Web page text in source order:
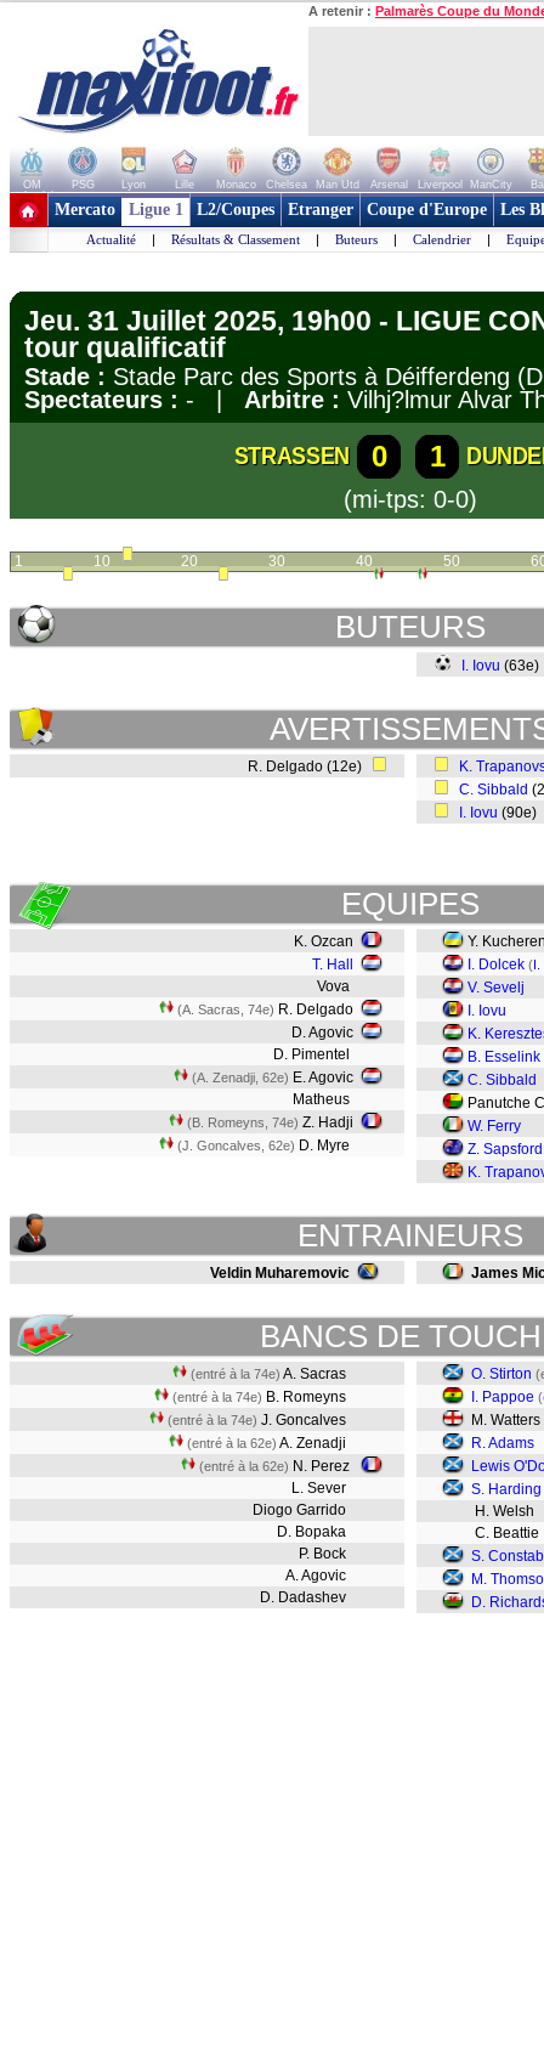
A retenir : Palmarès Coupe du
OM PSG Lyon Lille Monaco Chelsea Man Utd Arsenal Liverpool ManCity
+ de clubs
Mercato Ligue 1 L2/Coupes Etranger Coupe d'Europe Les
Actualité | Résultats & Classement | Buteurs | Calendrier |
Jeu. 31 Juillet 2025, 19h00 - LIGUE
tour qualificatif
Stade : Stade Parc des Sports à Déifferdeng
Spectateurs : - | Arbitre : Vilhj?lmur Alvar
STRASSEN 0 1
(mi-tps: 0-0)
1 10 20 30 40 50
BUTEURS
I. Iovu
R. Delgado (12e)
K.
C. Sibbald
I. Iovu (90e)
EQUIPES
K. Ozcan
T. Hall
Vova
(A. Sacras, 74e) R. Delgado
D. Agovic
D. Pimentel
(A. Zenadji, 62e) E. Agovic
Matheus
(B. Romeyns, 74e) Z. Hadji
(J. Goncalves, 62e) D. Myre
Y.
I. Dolcek (I.
V. Sevelj
I. Iovu
K.
B. Esselink
C. Sibbald
Panutche
W. Ferry
Z. Sapsford
K.
ENTRAINEURS
Veldin Muharemovic James
BANCS DE
(entré à la 74e) A. Sacras
(entré à la 74e) B. Romeyns
(entré à la 74e) J. Goncalves
(entré à la 62e) A. Zenadji
(entré à la 62e) N. Perez
L. Sever
Diogo Garrido
D. Bopaka
P. Bock
A. Agovic
D. Dadashev
O. Stirton
I. Pappoe
M. Watters
R. Adams
Lewis
S. Harding
H. Welsh
C. Beattie
S.
M.
D.